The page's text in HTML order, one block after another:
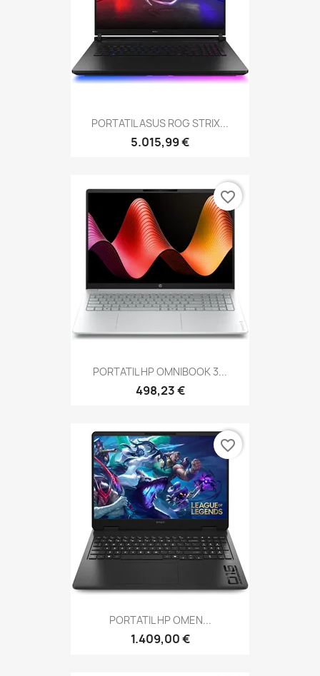
PORTATIL ASUS ROG STRIX...
5.015,99 €
PORTATIL HP OMNIBOOK 3...
498,23 €
favorite_border
PORTATIL HP OMEN...
1.409,00 €
favorite_border